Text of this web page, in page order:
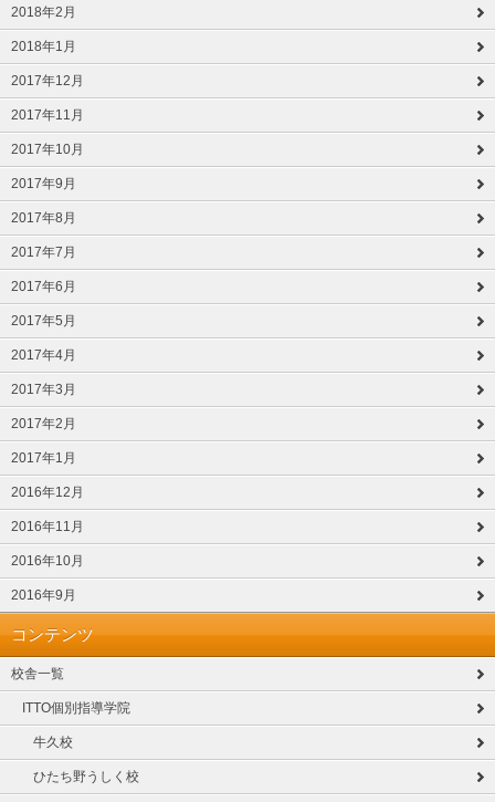
2018年2月
2018年1月
2017年12月
2017年11月
2017年10月
2017年9月
2017年8月
2017年7月
2017年6月
2017年5月
2017年4月
2017年3月
2017年2月
2017年1月
2016年12月
2016年11月
2016年10月
2016年9月
コンテンツ
校舎一覧
ITTO個別指導学院
牛久校
ひたち野うしく校